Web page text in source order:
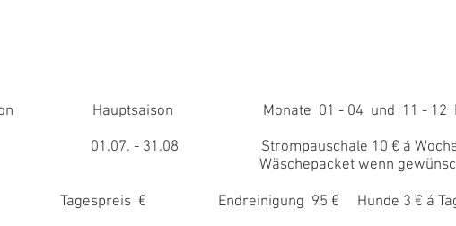
Hauptsaison Monate 01 - 04 und 11 - 12
01.07. - 31.08 Strompauschale 10 € á
Wäschepacket wenn gewünscht 20 €
Tagespreis € Endreinigung 95 € Hunde 3 € á